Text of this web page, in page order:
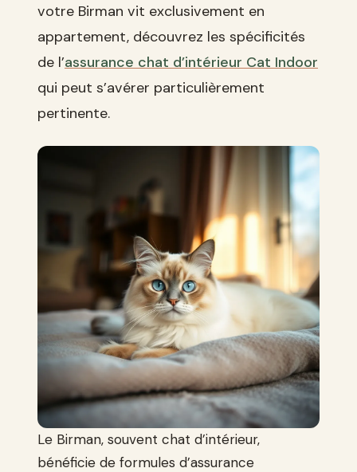
votre Birman vit exclusivement en
appartement, découvrez les spécificités
de l’assurance chat d’intérieur Cat Indoor
qui peut s’avérer particulièrement
pertinente.
Le Birman, souvent chat d’intérieur,
bénéficie de formules d’assurance